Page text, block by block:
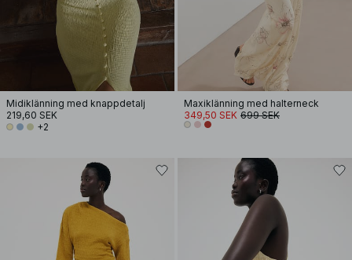
Midiklänning med knappdetalj
219,60 SEK
+2
Maxiklänning med halterneck
349,50 SEK 699 SEK